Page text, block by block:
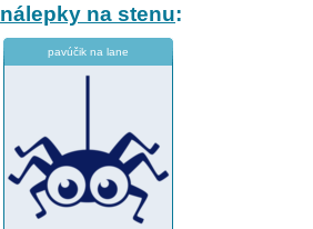
nálepky na stenu:
pavúčik na lane